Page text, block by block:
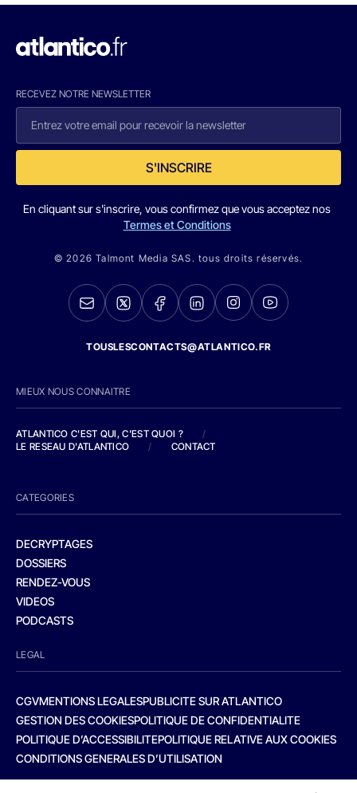
RECEVEZ NOTRE NEWSLETTER
S'INSCRIRE
En cliquant sur s'inscrire, vous confirmez que vous acceptez nos
Termes et Conditions
© 2026 Talmont Media SAS. tous droits réservés.
TOUSLESCONTACTS@ATLANTICO.FR
MIEUX NOUS CONNAITRE
ATLANTICO C'EST QUI, C'EST QUOI ?
/
LE RESEAU D'ATLANTICO
/ CONTACT
CATEGORIES
DECRYPTAGES
DOSSIERS
RENDEZ-VOUS
VIDEOS
PODCASTS
LEGAL
CGVMENTIONS LEGALESPUBLICITE SUR ATLANTICO
GESTION DES COOKIESPOLITIQUE DE CONFIDENTIALITE
POLITIQUE D’ACCESSIBILITEPOLITIQUE RELATIVE AUX COOKIES
CONDITIONS GENERALES D’UTILISATION